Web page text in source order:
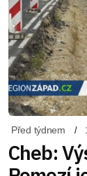
Před týdnem
Cheb: